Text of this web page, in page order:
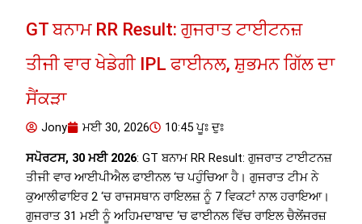
GT ਬਨਾਮ RR Result: ਗੁਜਰਾਤ ਟਾਈਟਨਜ਼
ਤੀਜੀ ਵਾਰ ਖੇਡੇਗੀ IPL ਫਾਈਨਲ, ਸ਼ੁਭਮਨ ਗਿੱਲ ਦਾ
ਸੈਂਕੜਾ
Jony ਮਈ 30, 2026 10:45 ਪੂਃ ਦੁਃ
ਸਪੋਰਟਸ, 30 ਮਈ 2026: GT ਬਨਾਮ RR Result: ਗੁਜਰਾਤ ਟਾਈਟਨਜ਼
ਤੀਜੀ ਵਾਰ ਆਈਪੀਐਲ ਫਾਈਨਲ ‘ਚ ਪਹੁੰਚਿਆ ਹੈ। ਗੁਜਰਾਤ ਟੀਮ ਨੇ
ਕੁਆਲੀਫਾਇਰ 2 ‘ਚ ਰਾਜਸਥਾਨ ਰਾਇਲਜ਼ ਨੂੰ 7 ਵਿਕਟਾਂ ਨਾਲ ਹਰਾਇਆ।
ਗੁਜਰਾਤ 31 ਮਈ ਨੂੰ ਅਹਿਮਦਾਬਾਦ ‘ਚ ਫਾਈਨਲ ਵਿੱਚ ਰਾਇਲ ਚੈਲੇਂਜਰਜ਼